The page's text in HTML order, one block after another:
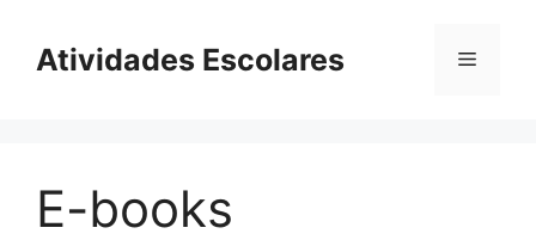
Atividades Escolares Menu
E-books